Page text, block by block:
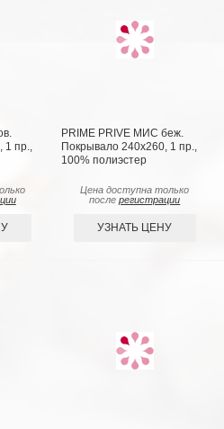
пр.,
PRIME PRIVE МИС беж.
Покрывало 240х260, 1 пр.,
100% полиэстер
Цена доступна только
послерегистрации
УЗНАТЬ ЦЕНУ